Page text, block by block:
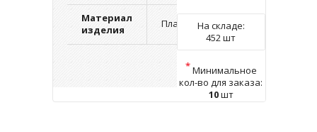
Материал
изделия
ПластикНа складе:
452 шт
*Минимальное
кол-во для заказа:
10шт